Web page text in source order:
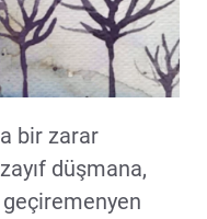
bir zarar
düşmana,
geçiremenyen